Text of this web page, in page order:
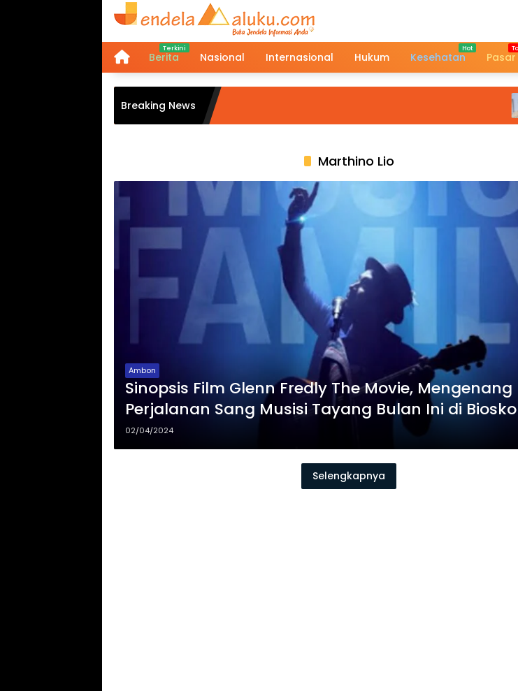
Home
Berita Nasional Internasional Hukum Kesehatan Pasar
Breaking News
Marthino Lio
Ambon
Sinopsis Film Glenn Fredly The Movie, Mengenang
Perjalanan Sang Musisi Tayang Bulan Ini di
02/04/2024
Selengkapnya